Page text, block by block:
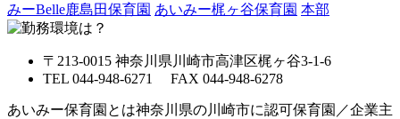
みーBelle鹿島田保育園 あいみー梶ヶ谷保育園 本部
〒213-0015 神奈川県川崎市高津区梶ヶ谷3-1-6
TEL 044-948-6271 FAX 044-948-6278
あいみー保育園とは神奈川県の川崎市に認可保育園／企業主